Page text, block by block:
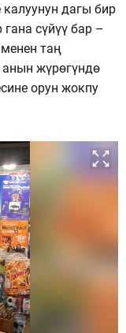
дагы бир
сүйүү бар –
таң
жүрөгүндө
орун жокпу